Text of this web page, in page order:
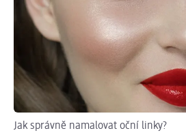
Jak správně namalovat oční linky?